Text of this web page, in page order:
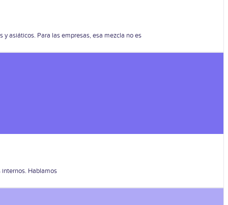
asiáticos. Para las empresas, esa mezcla no es
internos. Hablamos